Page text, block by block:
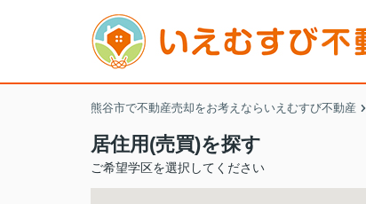
熊谷市で不動産売却をお考えならいえむすび不動産
居住用(売買)を探す
ご希望学区を選択してください